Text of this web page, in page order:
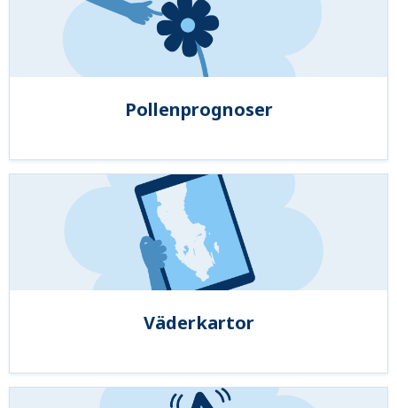
Pollenprognoser
Väderkartor